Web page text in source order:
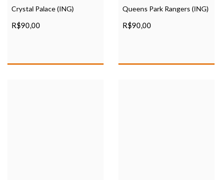
Crystal Palace (ING)
R$90,00
Queens Park Rangers (ING)
R$90,00